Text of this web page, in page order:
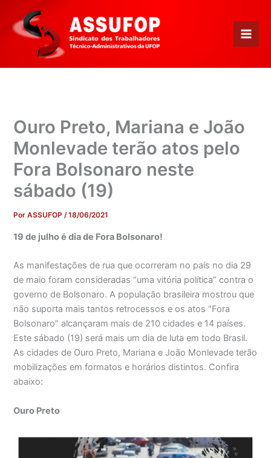
para
conteúdo
Ouro Preto, Mariana e João
Monlevade terão atos pelo
Fora Bolsonaro neste
sábado (19)
PorASSUFOP/18/06/2021
19 de julho é dia de Fora Bolsonaro!
As manifestações de rua que ocorreram no país no dia 29
de maio foram consideradas “uma vitória política” contra o
governo de Bolsonaro. A população brasileira mostrou que
não suporta mais tantos retrocessos e os atos “Fora
Bolsonaro” alcançaram mais de 210 cidades e 14 países.
Este sábado (19) será mais um dia de luta em todo Brasil.
As cidades de Ouro Preto, Mariana e João Monlevade terão
mobilizações em formatos e horários distintos. Confira
abaixo:
Ouro Preto